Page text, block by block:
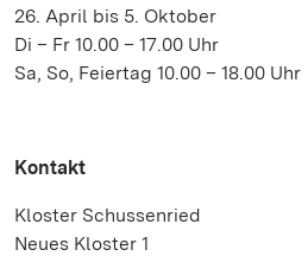
26. April bis 5. Oktober
Di – Fr 10.00 – 17.00 Uhr
Sa, So, Feiertag 10.00 – 18.00 Uhr
Kontakt
Kloster Schussenried
Neues Kloster 1